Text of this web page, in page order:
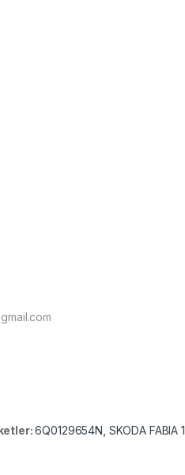
6Q0129654N SKODA FABIA